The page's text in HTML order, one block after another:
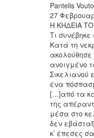
Pantelis
27
Η ΚΗΔΕΙΑ
Τι
Κατά τη
ανοιγμένο
Σικελιανού
ένα
[…]από τα
της
μέσα στο
δεν
κ’ έπεσες